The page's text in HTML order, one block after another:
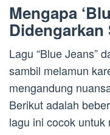
Mengapa
Lagu “Blue Jeans”
sambil melamun
mengandung
Berikut adalah
lagu ini cocok untuk